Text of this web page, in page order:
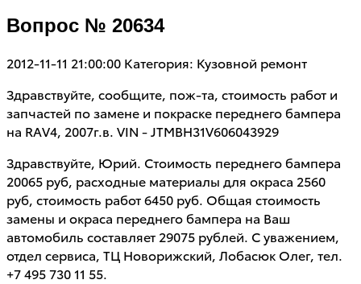
Вопрос № 20634
2012-11-11 21:00:00 Категория: Кузовной ремонт
Здравствуйте, сообщите, пож-та, стоимость работ и
запчастей по замене и покраске переднего бампера
на RAV4, 2007г.в. VIN - JTMBH31V606043929
Здравствуйте, Юрий. Стоимость переднего бампера
20065 руб, расходные материалы для окраса 2560
руб, стоимость работ 6450 руб. Общая стоимость
замены и окраса переднего бампера на Ваш
автомобиль составляет 29075 рублей. С уважением,
отдел сервиса, ТЦ Новорижский, Лобасюк Олег, тел.
+7 495 730 11 55.